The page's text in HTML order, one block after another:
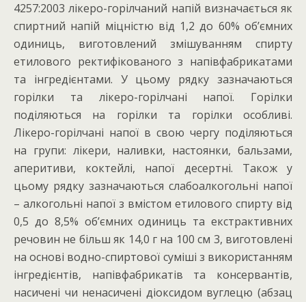
4257:2003 лікеро-горілчаний напій визначається як
спиртний напій міцністю від 1,2 до 60% об’ємних
одиниць, виготовлений змішуванням спирту
етилового ректифікованого з напівфабрикатами
та інгредієнтами. У цьому рядку зазначаються
горілки та лікеро-горілчані напої. Горілки
поділяються на горілки та горілки особливі.
Лікеро-горілчані напої в свою чергу поділяються
на групи: лікери, наливки, настоянки, бальзами,
аперитиви, коктейлі, напої десертні. Також у
цьому рядку зазначаються слабоалкогольні напої
– алкогольні напої з вмістом етилового спирту від
0,5 до 8,5% об’ємних одиниць та екстрактивних
речовин не більш як 14,0 г на 100 см 3, виготовлені
на основі водно-спиртової суміші з використанням
інгредієнтів, напівфабрикатів та консервантів,
насичені чи ненасичені діоксидом вуглецю (абзац